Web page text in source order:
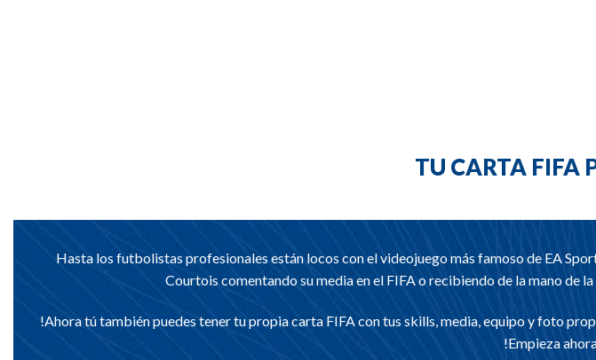
TU CARTA FIFA
Hasta los futbolistas profesionales están locos con el videojuego más famoso de EA
Courtois comentando su media en el FIFA o recibiendo de la mano de
!Ahora tú también puedes tener tu propia carta FIFA con tus skills, media, equipo y foto
!Empieza